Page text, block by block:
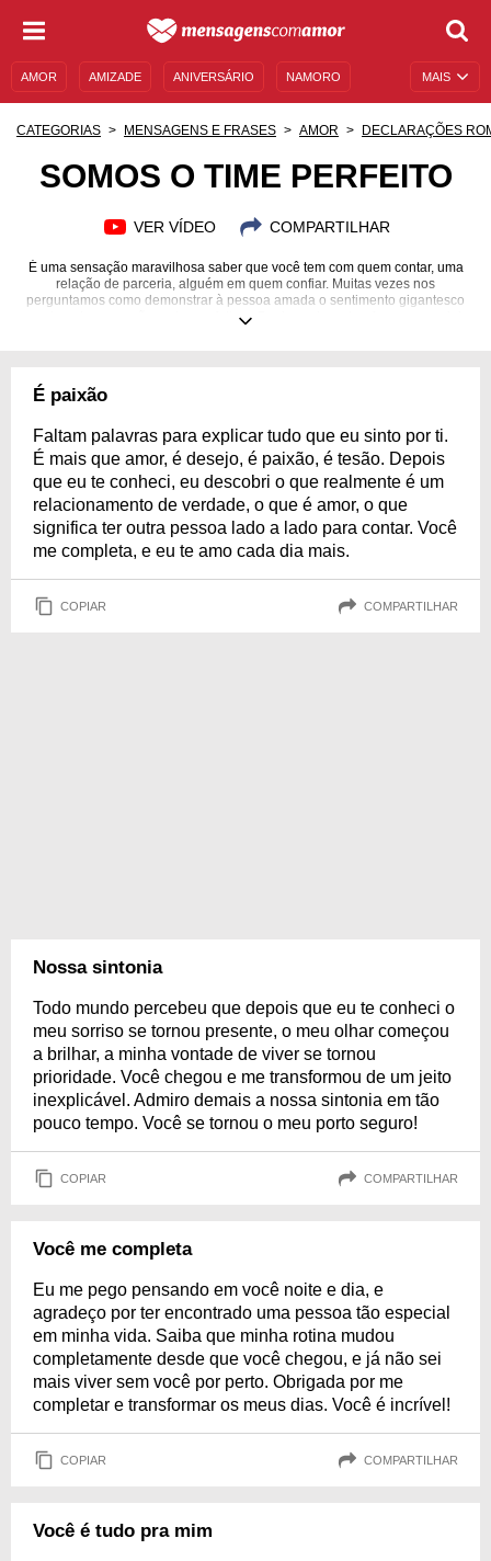
MAIS
AMOR AMIZADE ANIVERSÁRIO NAMORO
CATEGORIAS MENSAGENS E FRASES AMOR DECLARAÇÕES
SOMOS O TIME PERFEITO
VER VÍDEO COMPARTILHAR
É uma sensação maravilhosa saber que você tem com quem contar, uma
relação de parceria, alguém em quem confiar. Muitas vezes nos
perguntamos como demonstrar à pessoa amada o sentimento gigantesco
que invade o coração, palavras faltam. Por isso, descubra frases especiais
É paixão
Faltam palavras para explicar tudo que eu sinto por ti.
É mais que amor, é desejo, é paixão, é tesão. Depois
que eu te conheci, eu descobri o que realmente é um
relacionamento de verdade, o que é amor, o que
significa ter outra pessoa lado a lado para contar. Você
me completa, e eu te amo cada dia mais.
COPIAR COMPARTILHAR
Nossa sintonia
Todo mundo percebeu que depois que eu te conheci o
meu sorriso se tornou presente, o meu olhar começou
a brilhar, a minha vontade de viver se tornou
prioridade. Você chegou e me transformou de um jeito
inexplicável. Admiro demais a nossa sintonia em tão
pouco tempo. Você se tornou o meu porto seguro!
COPIAR COMPARTILHAR
Você me completa
Eu me pego pensando em você noite e dia, e
agradeço por ter encontrado uma pessoa tão especial
em minha vida. Saiba que minha rotina mudou
completamente desde que você chegou, e já não sei
mais viver sem você por perto. Obrigada por me
completar e transformar os meus dias. Você é incrível!
COPIAR COMPARTILHAR
Você é tudo pra mim